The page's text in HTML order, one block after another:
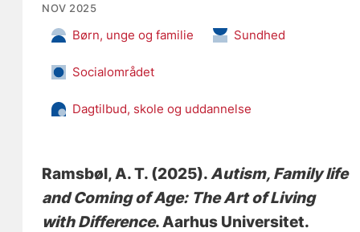
NOV 2025
Børn, unge og familie Sundhed
Socialområdet
Dagtilbud, skole og uddannelse
Ramsbøl, A. T. (2025).Autism, Family life
and Coming of Age: The Art of Living
with Difference. Aarhus Universitet.